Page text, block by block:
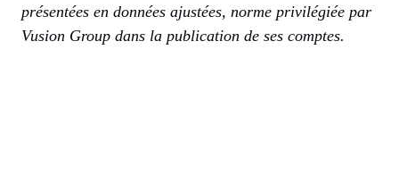
présentées en données ajustées, norme privilégiée par
Vusion Group dans la publication de ses comptes.